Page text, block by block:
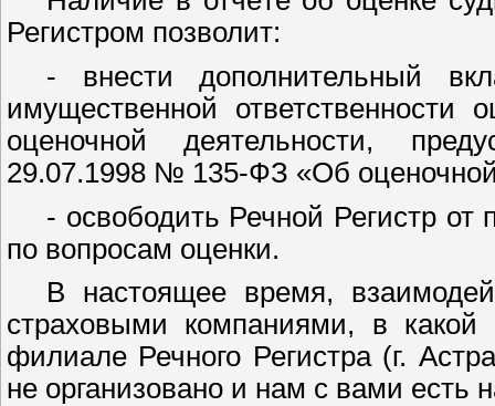
Регистром позволит:
- внести дополнительный
имущественной
оценочной деятельности,
29.07.1998 № 135-ФЗ «Об
- освободить Речной Регистр
по вопросам оценки.
В настоящее время,
страховыми компаниями, в
филиале Речного Регистра (г.
не организовано и нам с вами есть